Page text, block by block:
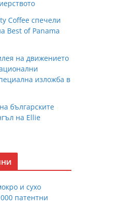
Coffee спечели
Best of Panama
на движението
изложба в
българските
на Ellie
и сухо
патентни